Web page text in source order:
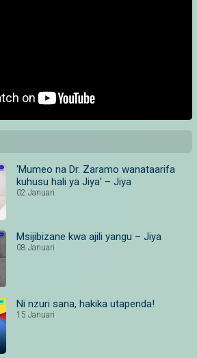
'Mumeo na Dr. Zaramo wanataarifa
kuhusu hali ya Jiya' – Jiya
02 Januari
Msijibizane kwa ajili yangu – Jiya
08 Januari
Ni nzuri sana, hakika utapenda!
15 Januari